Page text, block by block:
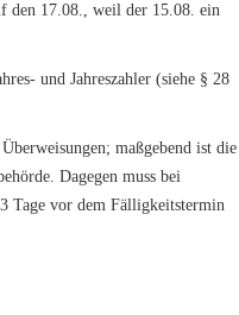
17.08., weil der 15.08. ein
und Jahreszahler (siehe § 28
maßgebend ist die
Dagegen muss bei
3 Tage vor dem Fälligkeitstermin